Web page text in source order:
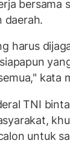
bersama
daerah.
harus
kata
TNI
untuk